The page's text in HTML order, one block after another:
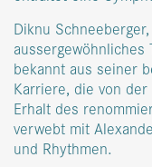
Diknu
bekannt aus seiner
Karriere, die von
Erhalt des
verwebt mit
und Rhythmen.